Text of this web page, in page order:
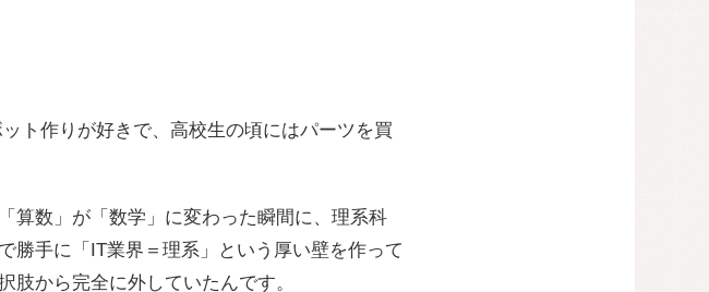
ト作りが好きで、高校生の頃にはパーツを買
算数」が「数学」に変わった瞬間に、理系科
手に「IT業界＝理系」という厚い壁を作って
肢から完全に外していたんです。